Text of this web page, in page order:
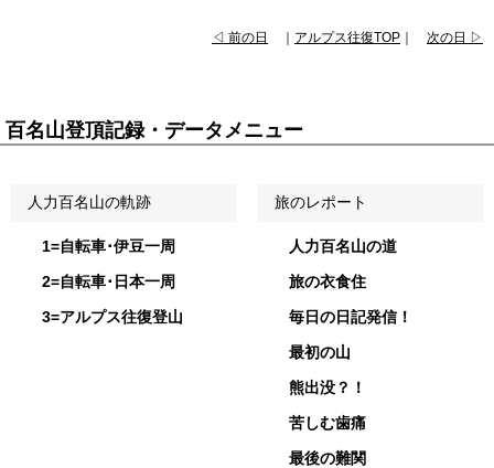
◁ 前の日 ｜ アルプス往復TOP ｜ 次の日 ▷
百名山登頂記録・データメニュー
人力百名山の軌跡
1=自転車･伊豆一周
2=自転車･日本一周
3=アルプス往復登山
旅のレポート
人力百名山の道
旅の衣食住
毎日の日記発信！
最初の山
熊出没？！
苦しむ歯痛
最後の難関